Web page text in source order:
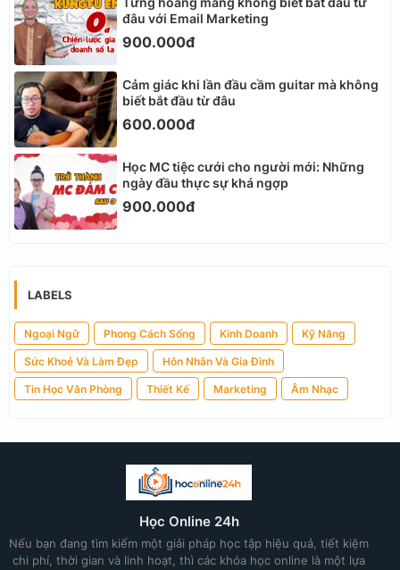
đâu với Email Marketing
900.000đ
Cảm giác khi lần đầu cầm guitar mà không
biết bắt đầu từ đâu
600.000đ
Học MC tiệc cưới cho người mới: Những
ngày đầu thực sự khá ngợp
900.000đ
LABELS
Ngoại Ngữ Phong Cách Sống Kinh Doanh Kỹ Năng
Sức Khoẻ Và Làm Đẹp Hôn Nhân Và Gia Đình
Tin Học Văn Phòng Thiết Kế Marketing Âm Nhạc
Học Online 24h
Nếu bạn đang tìm kiếm một giải pháp học tập hiệu quả, tiết kiệm
chi phí, thời gian và linh hoạt, thì các khóa học online là một lựa